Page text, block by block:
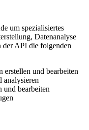
um spezialisiertes
Datenanalyse
API die folgenden
erstellen und bearbeiten
analysieren
und bearbeiten